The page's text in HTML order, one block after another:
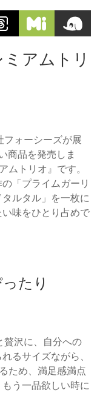
アムトリ
ォーシーズが展
商品を発売しま
ムトリオ』です。
「プライムガーリ
ルタル」を一枚に
味をひとり占めで
たり
沢に、自分への
るサイズながら、
ため、満足感満点
う一品欲しい時に